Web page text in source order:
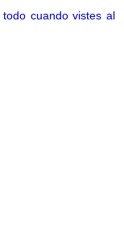
cuando vistes al